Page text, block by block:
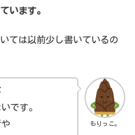
います。
ては以前少し書いているの
もりっこ。
です。